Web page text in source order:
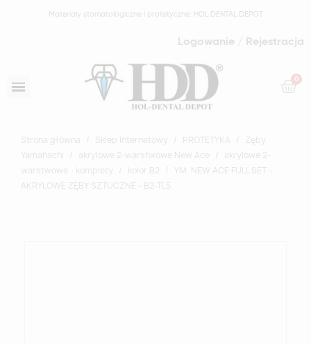
Materiały stomatologiczne i protetyczne: HOL DENTAL DEPOT
Logowanie / Rejestracja
Strona główna Sklep Internetowy PROTETYKA
Zęby
Yamahachi
akrylowe 2-warstwowe New Ace
akrylowe 2-
warstwowe - komplety
kolor B2
YM. NEW ACE FULL SET -
AKRYLOWE ZĘBY SZTUCZNE - B2-TL5